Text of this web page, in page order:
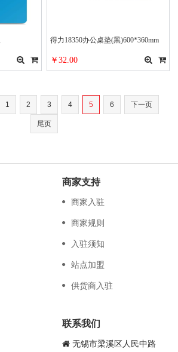
得力18350办公桌垫(黑)600*360mm
￥32.00
1 2 3 4 5 6 下一页
尾页
商家支持
商家入驻
商家规则
入驻须知
站点加盟
供货商入驻
联系我们
无锡市梁溪区人民中路